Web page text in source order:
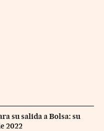
su salida a Bolsa: su
2022